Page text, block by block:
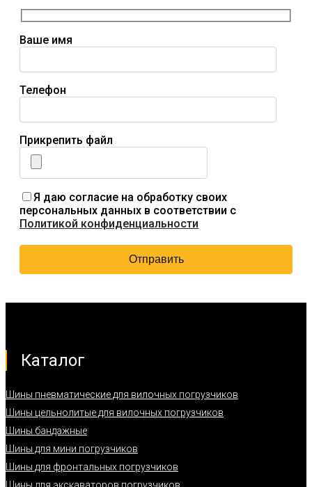
Ваше имя
Телефон
Прикрепить файл
Я даю согласие на обработку своих
персональных данных в соответствии с
Политикой конфиденциальности
Каталог
Шины пневматические для вилочных погрузчиков
Шины цельнолитые для вилочных погрузчиков
Шины бандажные
Шины для мини погрузчиков
Шины для фронтальных погрузчиков